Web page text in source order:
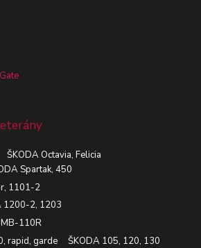
ŠKODA Octavia, Felicia
Spartak, 450
1101-2
1200-2, 1203
110R
ŠKODA 105, 120, 130